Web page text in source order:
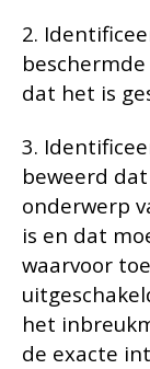
2.
dat het is
3.
beweerd
onderwerp
is en dat
waarvoor
het
de exacte